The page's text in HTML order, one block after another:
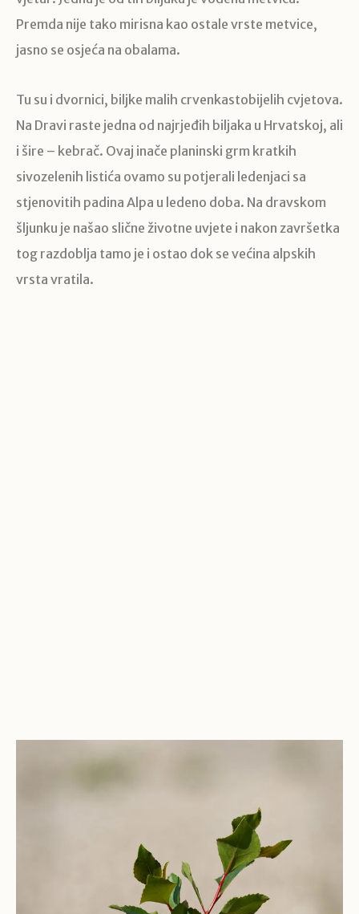
Premda nije tako mirisna kao ostale vrste metvice,
jasno se osjeća na obalama.
Tu su i dvornici, biljke malih crvenkastobijelih cvjetova.
Na Dravi raste jedna od najrjeđih biljaka u Hrvatskoj, ali
i šire – kebrač. Ovaj inače planinski grm kratkih
sivozelenih listića ovamo su potjerali ledenjaci sa
stjenovitih padina Alpa u ledeno doba. Na dravskom
šljunku je našao slične životne uvjete i nakon završetka
tog razdoblja tamo je i ostao dok se većina alpskih
vrsta vratila.